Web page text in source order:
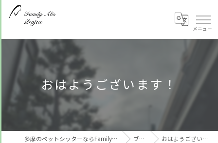
おはようございます！
多摩のペットシッターならFamily Alis Project ブログ おはようございます！